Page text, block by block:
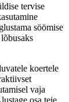
tervise
söömise
koertele
vaja
osa teie